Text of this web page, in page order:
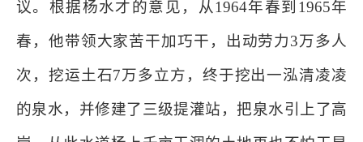
议。根据杨水才的意见，从1964年春到1965年
春，他带领大家苦干加巧干，出动劳力3万多人
次，挖运土石7万多立方，终于挖出一泓清凌凌
的泉水，并修建了三级提灌站，把泉水引上了高